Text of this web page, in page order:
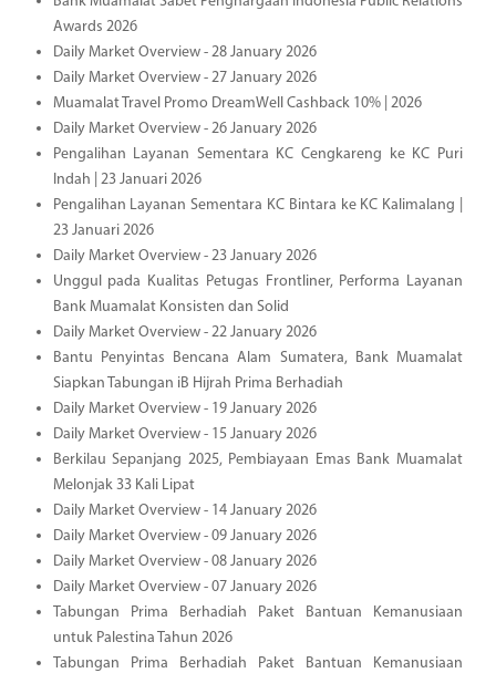
Awards 2026
Daily Market Overview - 28 January 2026
Daily Market Overview - 27 January 2026
Muamalat Travel Promo DreamWell Cashback 10% | 2026
Daily Market Overview - 26 January 2026
Pengalihan Layanan Sementara KC Cengkareng ke KC Puri
Indah | 23 Januari 2026
Pengalihan Layanan Sementara KC Bintara ke KC Kalimalang |
23 Januari 2026
Daily Market Overview - 23 January 2026
Unggul pada Kualitas Petugas Frontliner, Performa Layanan
Bank Muamalat Konsisten dan Solid
Daily Market Overview - 22 January 2026
Bantu Penyintas Bencana Alam Sumatera, Bank Muamalat
Siapkan Tabungan iB Hijrah Prima Berhadiah
Daily Market Overview - 19 January 2026
Daily Market Overview - 15 January 2026
Berkilau Sepanjang 2025, Pembiayaan Emas Bank Muamalat
Melonjak 33 Kali Lipat
Daily Market Overview - 14 January 2026
Daily Market Overview - 09 January 2026
Daily Market Overview - 08 January 2026
Daily Market Overview - 07 January 2026
Tabungan Prima Berhadiah Paket Bantuan Kemanusiaan
untuk Palestina Tahun 2026
Tabungan Prima Berhadiah Paket Bantuan Kemanusiaan